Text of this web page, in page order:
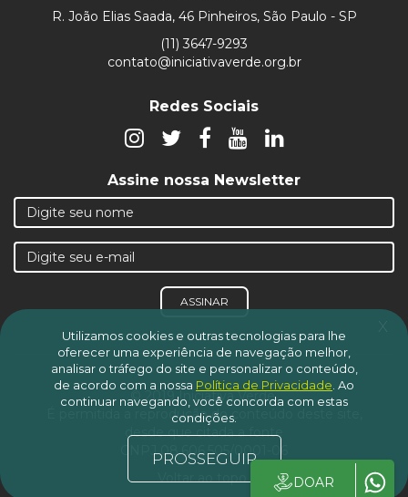
R. João Elias Saada, 46 Pinheiros, São Paulo - SP
(11) 3647-9293
contato@iniciativaverde.org.br
Redes Sociais
Assine nossa Newsletter
ASSINAR
© 2019 Iniciativa Verde.
É permitida a reprodução do conteúdo deste site,
desde que citada a fonte
CNPJ 08.606.505/0001-06
Voltar ao topo
x
Utilizamos cookies e outras tecnologias para lhe
oferecer uma experiência de navegação melhor,
analisar o tráfego do site e personalizar o conteúdo,
de acordo com a nossa Política de Privacidade Ao
continuar navegando, você concorda com estas
condições.
PROSSEGUIR
DOAR